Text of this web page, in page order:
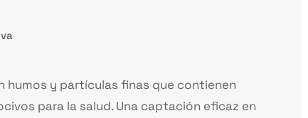
humos y partículas finas que contienen
para la salud. Una captación eficaz en